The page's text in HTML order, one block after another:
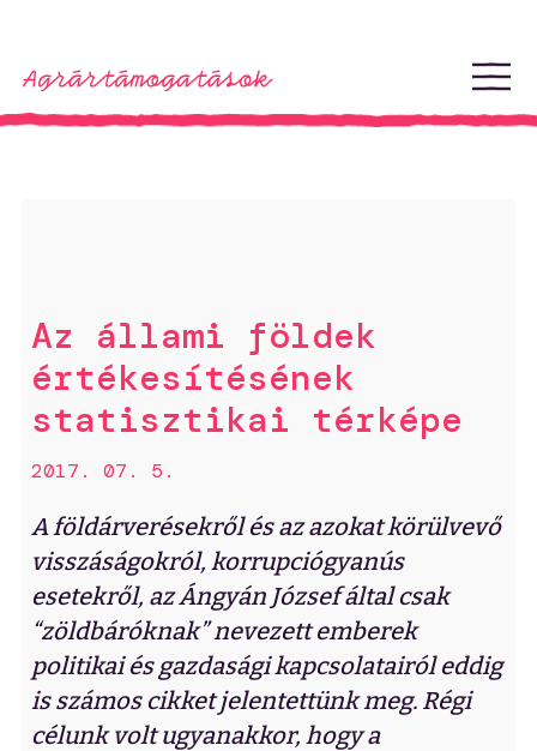
Az állami földek
értékesítésének
statisztikai térképe
2017. 07. 5.
A földárverésekről és az azokat körülvevő
visszáságokról, korrupciógyanús
esetekről, az Ángyán József által csak
“zöldbáróknak” nevezett emberek
politikai és gazdasági kapcsolatairól eddig
is számos cikket jelentettünk meg. Régi
célunk volt ugyanakkor, hogy a